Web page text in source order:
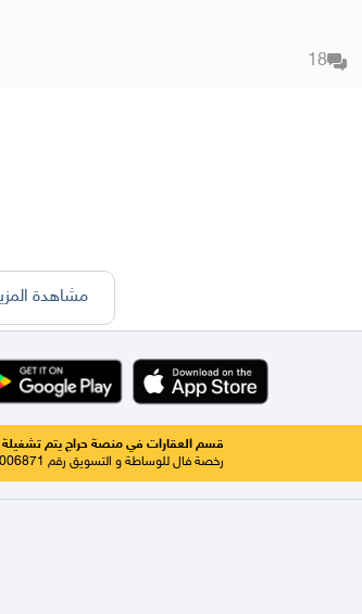
18
مشاهدة
قسم العقارات في منصة حراج يتم
رخصة فال للوساطة و التسويق رقم 1200006871